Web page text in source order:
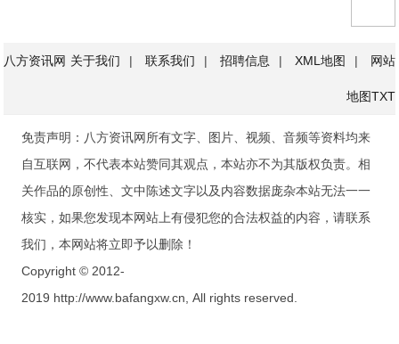
八方资讯网 关于我们 | 联系我们 | 招聘信息 | XML地图 | 网站
地图TXT
免责声明：八方资讯网所有文字、图片、视频、音频等资料均来
自互联网，不代表本站赞同其观点，本站亦不为其版权负责。相
关作品的原创性、文中陈述文字以及内容数据庞杂本站无法一一
核实，如果您发现本网站上有侵犯您的合法权益的内容，请联系
我们，本网站将立即予以删除！
Copyright © 2012-
2019 http://www.bafangxw.cn, All rights reserved.